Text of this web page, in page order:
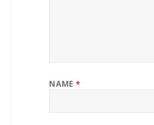
NAME *